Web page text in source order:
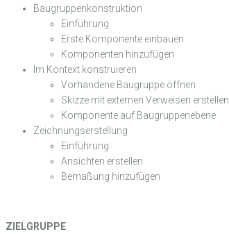
Baugruppenkonstruktion
Einführung
Erste Komponente einbauen
Komponenten hinzufügen
Im Kontext konstruieren
Vorhandene Baugruppe öffnen
Skizze mit externen Verweisen erstellen
Komponente auf Baugruppenebene
Zeichnungserstellung
Einführung
Ansichten erstellen
Bemaßung hinzufügen
ZIELGRUPPE